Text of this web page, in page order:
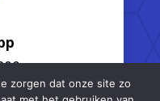
zorgen dat onze site zo